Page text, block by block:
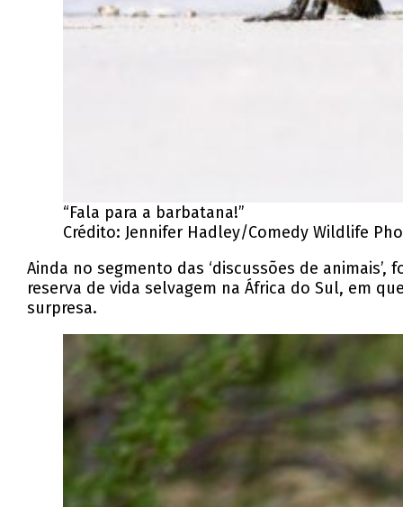
“Fala para a barbatana!”
Crédito: Jennifer Hadley/Comedy Wildlife
Ainda no segmento das ‘discussões de
reserva de vida selvagem na África do Sul, em
surpresa.